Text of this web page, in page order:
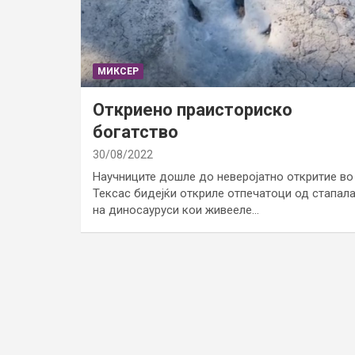
МИКСЕР
Откриено праисториско
богатство
30/08/2022
Научниците дошле до неверојатно откритие во
Тексас бидејќи откриле отпечатоци од стапала
на диносауруси кои живееле…